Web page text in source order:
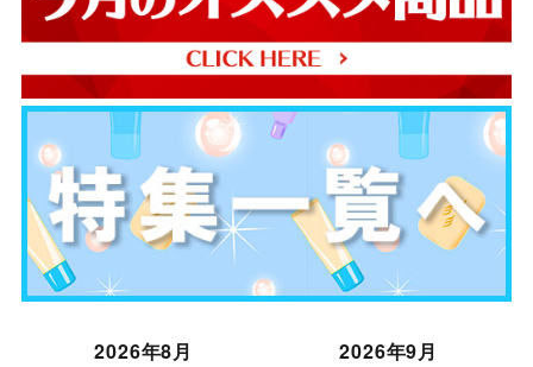
2026年8月
2026年9月